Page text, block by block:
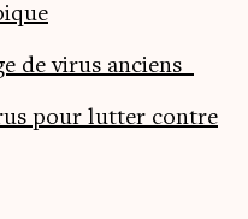
de virus anciens
pour lutter contre